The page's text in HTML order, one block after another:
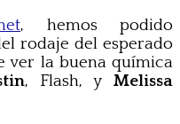
, hemos podido
rodaje del esperado
ver la buena química
, Flash, y Melissa